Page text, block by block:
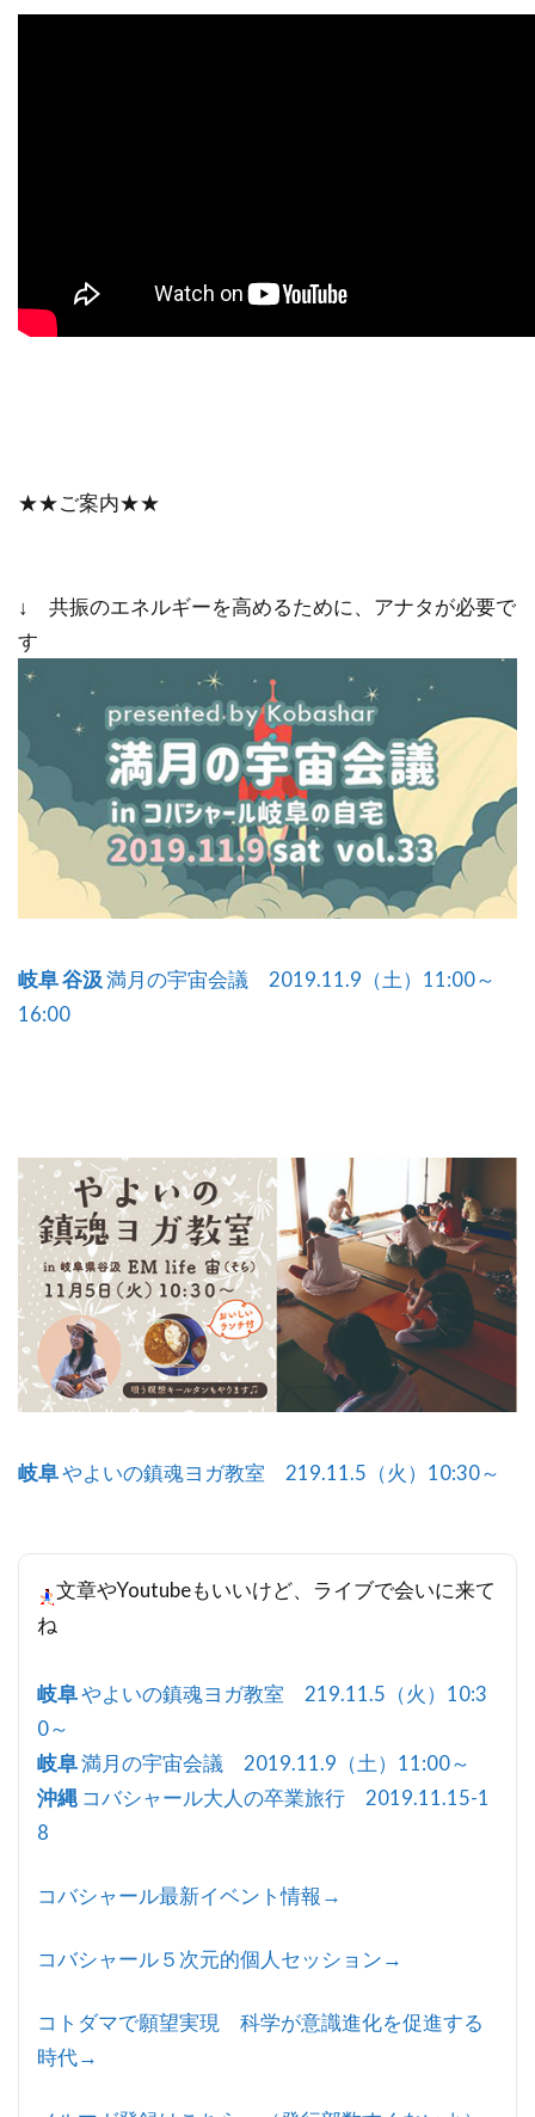
★★ご案内★★
↓ 共振のエネルギーを高めるために、アナタが必要で
す
岐阜 谷汲満月の宇宙会議 2019.11.9（土）11:00～
16:00
岐阜やよいの鎮魂ヨガ教室 219.11.5（火）10:30～
文章やYoutubeもいいけど、ライブで会いに来て
ね
岐阜やよいの鎮魂ヨガ教室 219.11.5（火）10:3
0～
岐阜満月の宇宙会議 2019.11.9（土）11:00～
沖縄 コバシャール大人の卒業旅行 2019.11.15-1
8
コバシャール最新イベント情報→
コバシャール５次元的個人セッション→
コトダマで願望実現 科学が意識進化を促進する
時代→